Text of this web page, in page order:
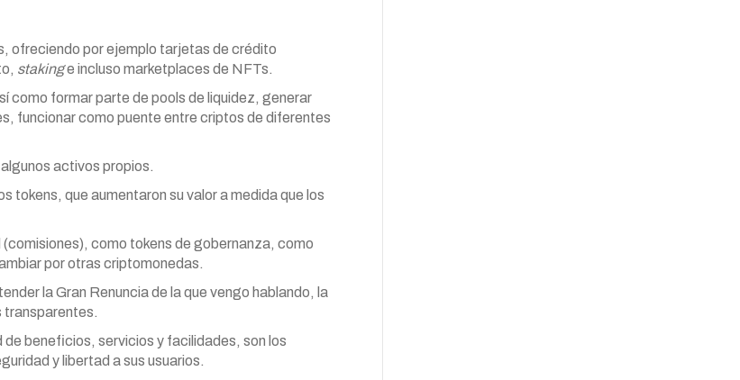
ofreciendo por ejemplo tarjetas de crédito
stakinge incluso marketplaces de NFTs.
como formar parte de pools de liquidez, generar
funcionar como puente entre criptos de diferentes
activos propios.
tokens, que aumentaron su valor a medida que los
como tokens de gobernanza, como
por otras criptomonedas.
la Gran Renuncia de la que vengo hablando, la
transparentes.
beneficios, servicios y facilidades, son los
y libertad a sus usuarios.